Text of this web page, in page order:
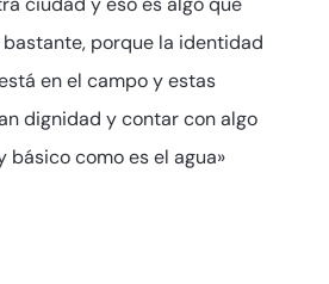
porque la identidad
en el campo y estas
dignidad y contar con algo
como es el agua»